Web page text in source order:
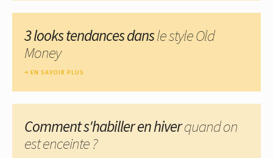
3 looks tendances dansle style Old
Money
EN SAVOIR PLUS
Comment s'habiller en hiverquand on
est enceinte ?